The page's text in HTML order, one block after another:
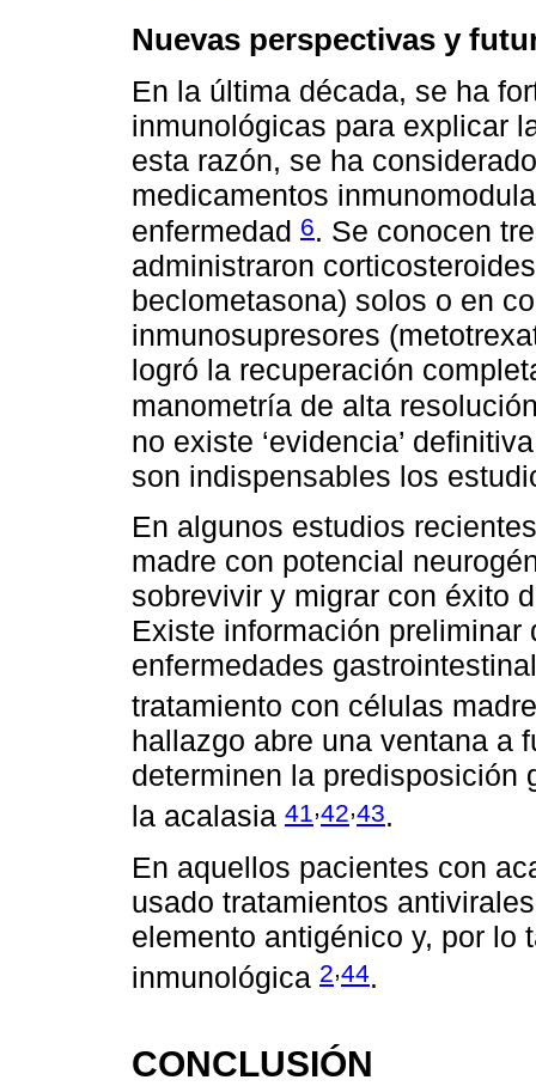
Nuevas perspectivas y
En la última década, se ha
inmunológicas para explicar
esta razón, se ha
medicamentos
enfermedad 6. Se conocen
administraron
beclometasona) solos o en
inmunosupresores
logró la recuperación
manometría de alta
no existe ‘evidencia’
son indispensables los
En algunos estudios
madre con potencial
sobrevivir y migrar con éxito
Existe información
enfermedades
tratamiento con células
hallazgo abre una ventana a
determinen la predisposición
la acalasia 41 ,42,43.
En aquellos pacientes con
usado tratamientos
elemento antigénico y, por lo
inmunológica 2,44.
CONCLUSIÓN